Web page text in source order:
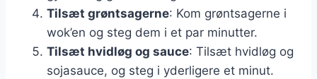
Tilsæt grøntsagerne: Kom grøntsagerne i
wok’en og steg dem i et par minutter.
Tilsæt hvidløg og sauce: Tilsæt hvidløg og
sojasauce, og steg i yderligere et minut.